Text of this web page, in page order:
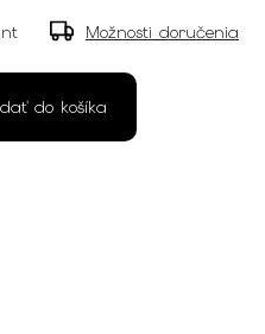
Možnosti doručenia
do košíka